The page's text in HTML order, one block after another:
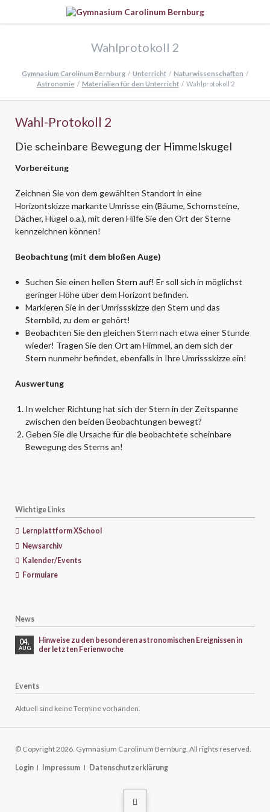
Wahlprotokoll 2
Gymnasium Carolinum Bernburg Unterricht
Naturwissenschaften
Astronomie
Materialien für den Unterricht Wahlprotokoll 2
Wahl-Protokoll 2
Die scheinbare Bewegung der Himmelskugel
Vorbereitung
Zeichnen Sie von dem gewählten Standort in eine
Horizontskizze markante Umrisse ein (Bäume, Schornsteine,
Dächer, Hügel o.a.), mit deren Hilfe Sie den Ort der Sterne
kennzeichnen können!
Beobachtung (mit dem bloßen Auge)
Suchen Sie einen hellen Stern auf! Er soll sich in möglichst
geringer Höhe über dem Horizont befinden.
Markieren Sie in der Umrissskizze den Stern und das
Sternbild, zu dem er gehört!
Beobachten Sie den gleichen Stern nach etwa einer Stunde
wieder! Tragen Sie den Ort am Himmel, an dem sich der
Stern nunmehr befindet, ebenfalls in Ihre Umrissskizze ein!
Auswertung
In welcher Richtung hat sich der Stern in der Zeitspanne
zwischen den beiden Beobachtungen bewegt?
Geben Sie die Ursache für die beobachtete scheinbare
Bewegung des Sterns an!
Wichtige Links
Lernplattform XSchool
Newsarchiv
Kalender/Events
Formulare
News
04.
AUG
Hinweise zu den besonderen astronomischen Ereignissen in
der letzten Ferienwoche
Events
Aktuell sind keine Termine vorhanden.
© Copyright 2026. Gymnasium Carolinum Bernburg. All rights reserved.
Navigation
Login Impressum Datenschutzerklärung